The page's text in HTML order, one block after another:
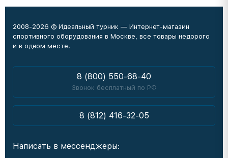
2008-2026 © Идеальный турник — Интернет-магазин
спортивного оборудования в Москве, все товары недорого
и в одном месте.
8 (800) 550-68-40
Звонок бесплатный по РФ
8 (812) 416-32-05
Написать в мессенджеры: